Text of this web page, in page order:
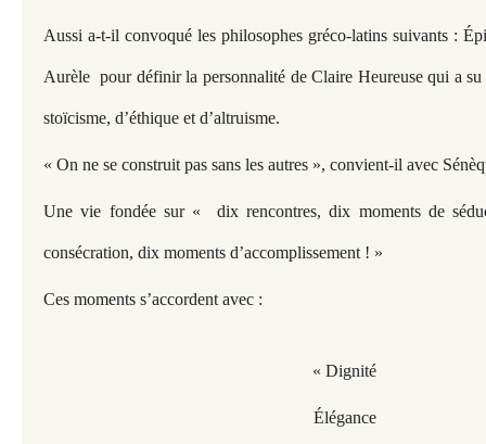
Aussi a-t-il convoqué les philosophes gréco-latins suivants :
Aurèle pour définir la personnalité de Claire Heureuse qui a
stoïcisme, d’éthique et d’altruisme.
« On ne se construit pas sans les autres », convient-il avec
Une vie fondée sur « dix rencontres, dix moments de
consécration, dix moments d’accomplissement ! »
Ces moments s’accordent avec :
« Dignité
Élégance